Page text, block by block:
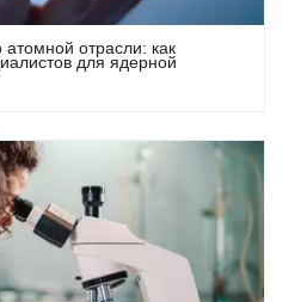
отрасли: как
для ядерной